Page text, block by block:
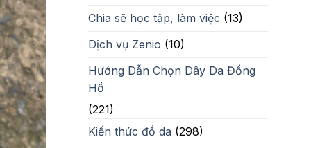
Chia sẽ học tập, làm việc (13)
Dịch vụ Zenio (10)
Hướng Dẫn Chọn Dây Da Đồng
Hồ
(221)
Kiến thức đồ da (298)